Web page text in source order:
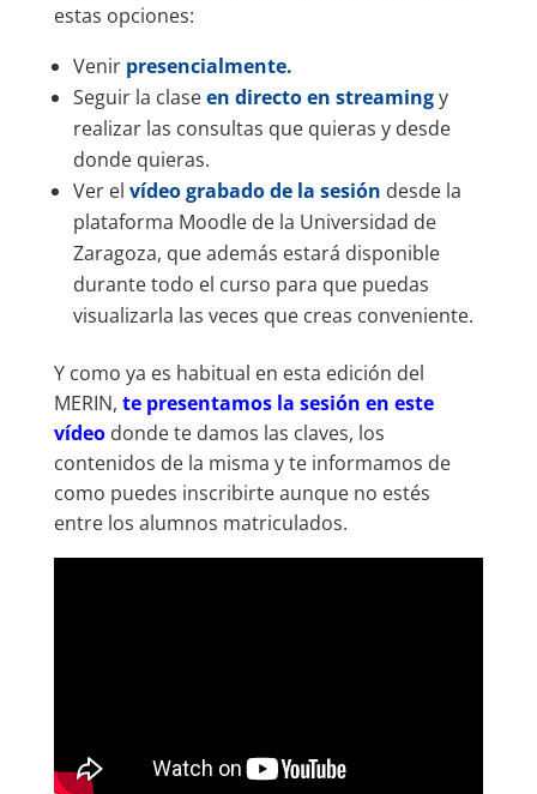
estas opciones:
Venir presencialmente.
Seguir la claseen directo en streamingy
realizar las consultas que quieras y desde
donde quieras.
Ver el vídeo grabado de la sesión desde la
plataforma Moodle de la Universidad de
Zaragoza, que además estará disponible
durante todo el curso para que puedas
visualizarla las veces que creas conveniente.
Y como ya es habitual en esta edición del
MERIN, te presentamos la sesión en este
vídeo donde te damos las claves, los
contenidos de la misma y te informamos de
como puedes inscribirte aunque no estés
entre los alumnos matriculados.